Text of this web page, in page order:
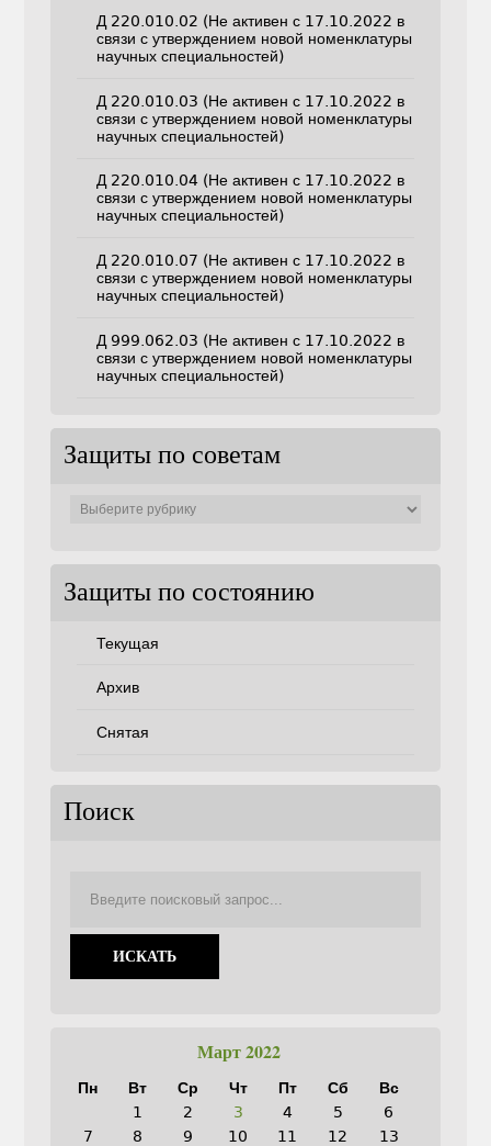
Д 220.010.02 (Не активен с 17.10.2022 в
связи с утверждением новой номенклатуры
научных специальностей)
Д 220.010.03 (Не активен с 17.10.2022 в
связи с утверждением новой номенклатуры
научных специальностей)
Д 220.010.04 (Не активен с 17.10.2022 в
связи с утверждением новой номенклатуры
научных специальностей)
Д 220.010.07 (Не активен с 17.10.2022 в
связи с утверждением новой номенклатуры
научных специальностей)
Д 999.062.03 (Не активен с 17.10.2022 в
связи с утверждением новой номенклатуры
научных специальностей)
Защиты по советам
Защиты по состоянию
Текущая
Архив
Снятая
Поиск
Март 2022
Пн Вт Ср Чт Пт Сб
Вс
1
2 3 4 5
6
7
8 9 10 11 12
13